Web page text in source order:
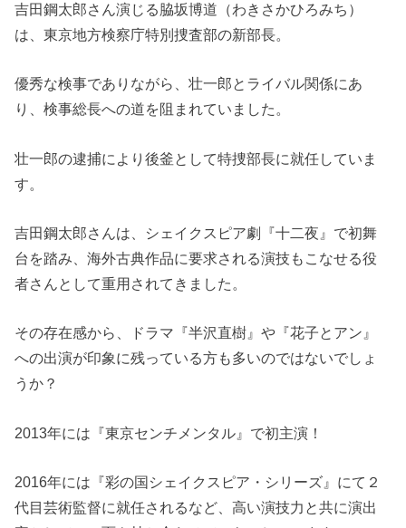
吉田鋼太郎さん演じる脇坂博道（わきさかひろみち）
は、東京地方検察庁特別捜査部の新部長。
優秀な検事でありながら、壮一郎とライバル関係にあ
り、検事総長への道を阻まれていました。
壮一郎の逮捕により後釜として特捜部長に就任していま
す。
吉田鋼太郎さんは、シェイクスピア劇『十二夜』で初舞
台を踏み、海外古典作品に要求される演技もこなせる役
者さんとして重用されてきました。
その存在感から、ドラマ『半沢直樹』や『花子とアン』
への出演が印象に残っている方も多いのではないでしょ
うか？
2013年には『東京センチメンタル』で初主演！
2016年には『彩の国シェイクスピア・シリーズ』にて２
代目芸術監督に就任されるなど、高い演技力と共に演出